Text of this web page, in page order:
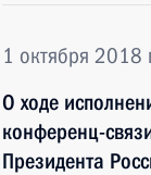
1 октября 2018
О ходе
конференц-
Президента